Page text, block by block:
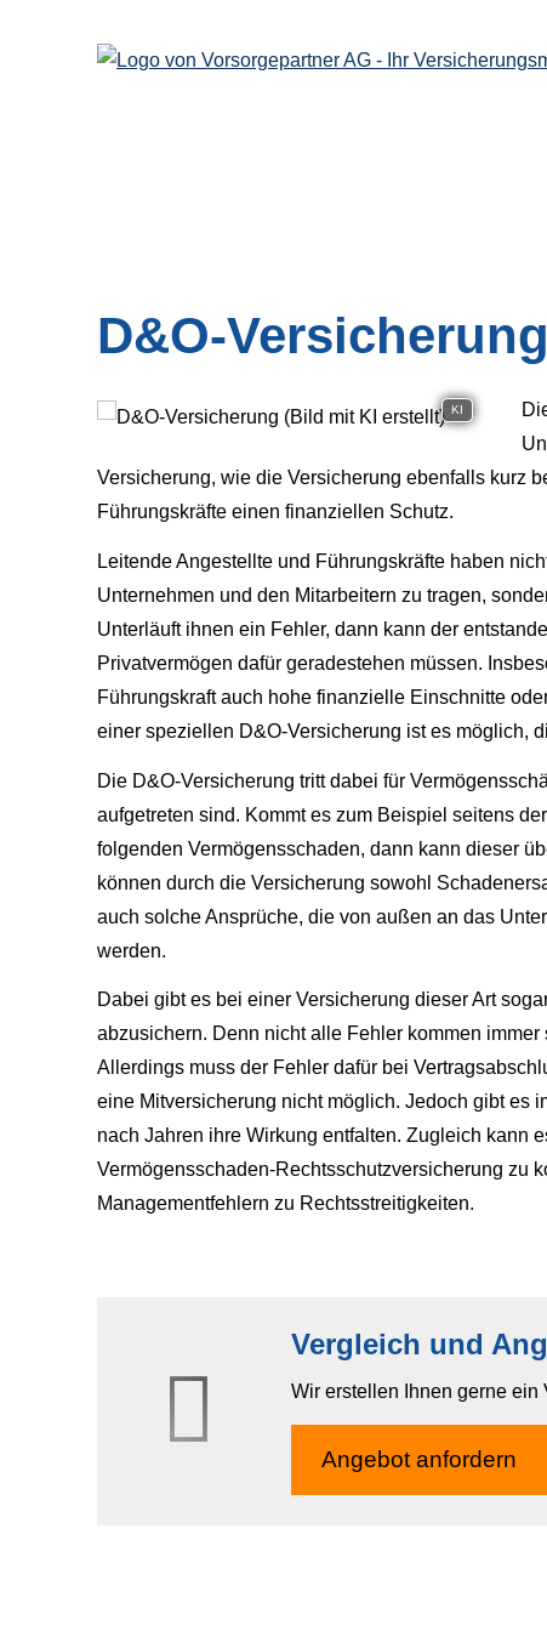
D&O-Versicherung
KI
Versicherung, wie die Versicherung ebenfalls kurz
Führungskräfte einen finanziellen Schutz.
Leitende Angestellte und Führungskräfte haben
Unternehmen und den Mitarbeitern zu tragen,
Unterläuft ihnen ein Fehler, dann kann der
Privatvermögen dafür geradestehen müssen.
Führungskraft auch hohe finanzielle Einschnitte
einer speziellen D&O-Versicherung ist es möglich,
Die D&O-Versicherung tritt dabei für
aufgetreten sind. Kommt es zum Beispiel seitens
folgenden Vermögensschaden, dann kann dieser
können durch die Versicherung sowohl
auch solche Ansprüche, die von außen an das
werden.
Dabei gibt es bei einer Versicherung dieser Art
abzusichern. Denn nicht alle Fehler kommen
Allerdings muss der Fehler dafür bei
eine Mitversicherung nicht möglich. Jedoch gibt es
nach Jahren ihre Wirkung entfalten. Zugleich kann
Vermögensschaden-Rechts­schutz­ver­si­che­rung zu
Managementfehlern zu Rechtsstreitigkeiten.
Vergleich und
Wir erstellen Ihnen gerne ein
An­ge­bot an­for­dern